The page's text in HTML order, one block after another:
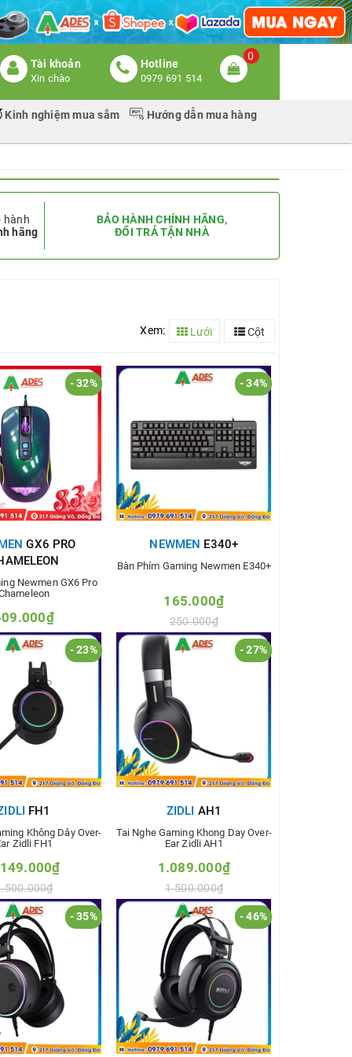
Tài khoản
Xin chào
Hotline
0979 691 514
0
Kinh nghiệm mua sắm Hướng dẫn mua hàng
hành
hãng
BẢO HÀNH CHÍNH HÃNG,
ĐỔI TRẢ TẬN NHÀ
Xem: Lưới Cột
- 32%
GX6 PRO
Newmen GX6 Pro
600.000₫
vào so sánh
- 34%
NEWMEN E340+
Bàn Phím Gaming Newmen E340+
165.000₫
250.000₫
Thêm vào so sánh
- 23%
FH1
Không Dây Over-
Zidli FH1
vào so sánh
- 27%
ZIDLI AH1
Tai Nghe Gaming Khong Day Over-
Ear Zidli AH1
1.089.000₫
1.500.000₫
Thêm vào so sánh
- 35% - 46%